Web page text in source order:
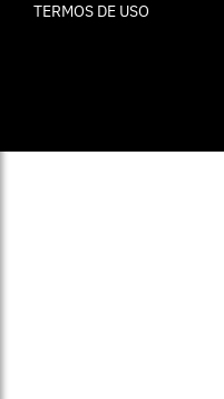
TERMOS DE USO